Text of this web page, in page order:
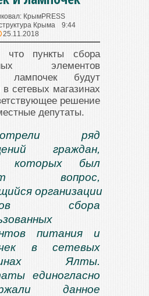
КрымPRESS
Крыма
9:44
25.11.2018
что пункты сбора
элементов
будут
в сетевых магазинах
решение
депутаты.
ряд
граждан,
которых был
вопрос,
организации
сбора
питания и
в сетевых
Ялты.
единогласно
данное